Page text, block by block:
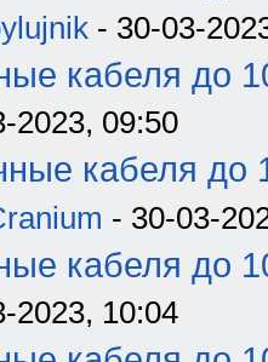
- 30-03-
кабеля до
2023, 09:50
кабеля до
- 30-03-
кабеля до
2023, 10:04